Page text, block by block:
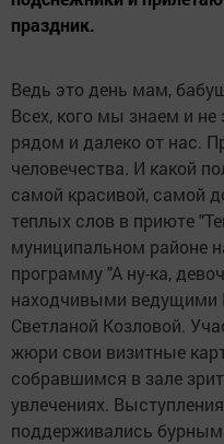
праздник.
Ведь это день мам,
Всех, кого мы знаем и
рядом и далеко от нас.
человечества. И какой
самой красивой, самой
теплых слов в приюте
муниципальном районе
программу "А ну-ка,
находчивыми ведущими
Светланой Козловой.
жюри свои визитные
собравшимся в зале
увлечениях.
поддерживались